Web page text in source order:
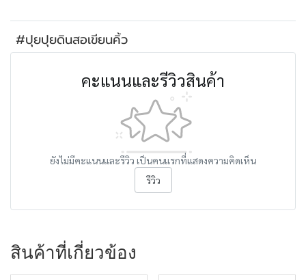
#ปุยปุยดินสอเขียนคิ้ว
คะแนนและรีวิวสินค้า
ยังไม่มีคะแนนและรีวิว เป็นคนแรกที่แสดงความคิดเห็น
รีวิว
สินค้าที่เกี่ยวข้อง